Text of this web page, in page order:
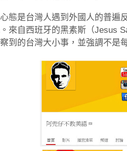
態是台灣人遇到外國人的普遍
來自西班牙的黑素斯（Jesus
到的台灣大小事，並強調不是